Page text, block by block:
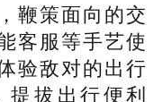
鞭策面向的交
客服等手艺使
验敌对的出行
拔出行便利